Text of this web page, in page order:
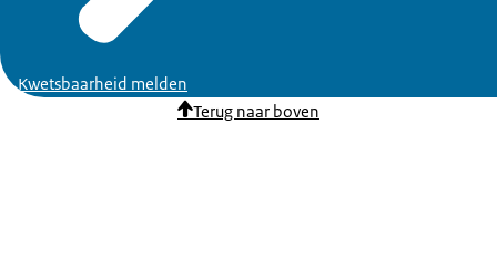
Kwetsbaarheid melden
Terug naar boven